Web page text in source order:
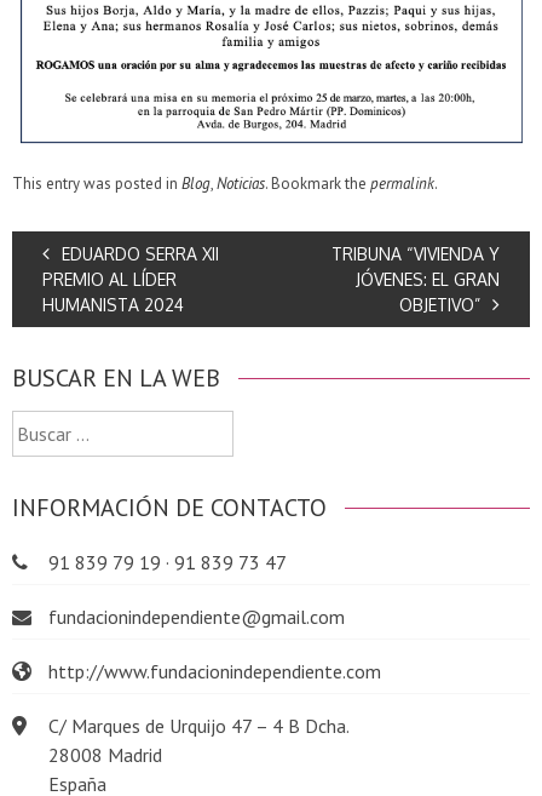
This entry was posted in Blog,Noticias. Bookmark the permalink.
EDUARDO SERRA XII
PREMIO AL LÍDER
HUMANISTA 2024
TRIBUNA “VIVIENDA Y
JÓVENES: EL GRAN
OBJETIVO”
BUSCAR EN LA WEB
Buscar:
INFORMACIÓN DE CONTACTO
91 839 79 19 · 91 839 73 47
fundacionindependiente@gmail.com
http://www.fundacionindependiente.com
C/ Marques de Urquijo 47 – 4 B Dcha.
28008 Madrid
España